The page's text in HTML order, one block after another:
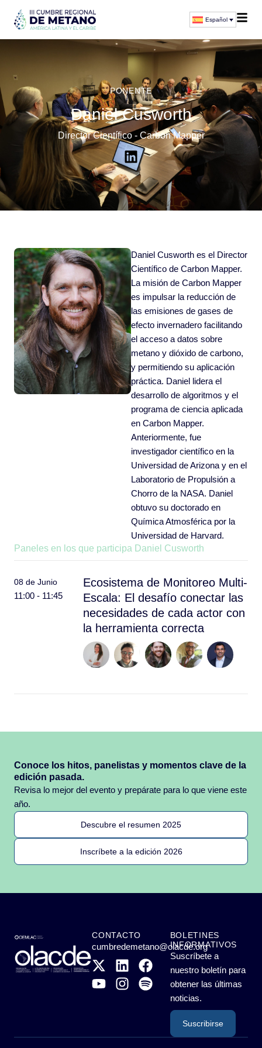
Español
PONENTE
Daniel Cusworth
Director Científico - Carbon Mapper
Daniel Cusworth es el Director
Científico de Carbon Mapper.
La misión de Carbon Mapper
es impulsar la reducción de
las emisiones de gases de
efecto invernadero facilitando
el acceso a datos sobre
metano y dióxido de carbono,
y permitiendo su aplicación
práctica. Daniel lidera el
desarrollo de algoritmos y el
programa de ciencia aplicada
en Carbon Mapper.
Anteriormente, fue
investigador científico en la
Universidad de Arizona y en el
Laboratorio de Propulsión a
Chorro de la NASA. Daniel
obtuvo su doctorado en
Química Atmosférica por la
Universidad de Harvard.
Paneles en los que participa Daniel Cusworth
08 de Junio
11:00 - 11:45
Ecosistema de Monitoreo Multi-
Escala: El desafío conectar las
necesidades de cada actor con
la herramienta correcta
Conoce los hitos, panelistas y momentos clave de la
edición pasada.
Revisa lo mejor del evento y prepárate para lo que viene este
año.
Descubre el resumen 2025
Inscríbete a la edición 2026
CONTACTO
cumbredemetano@olacde.org
BOLETINES
INFORMATIVOS
Suscríbete a
nuestro boletín para
obtener las últimas
noticias.
Suscribirse